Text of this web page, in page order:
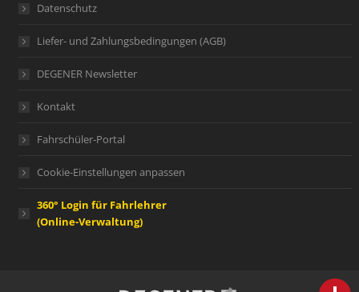
Datenschutz
Liefer- und Zahlungsbedingungen (AGB)
DEGENER Newsletter
Kontakt
Fahrschüler-Portal
Cookie-Einstellungen anpassen
360° Login für Fahrlehrer
(Online-Verwaltung)